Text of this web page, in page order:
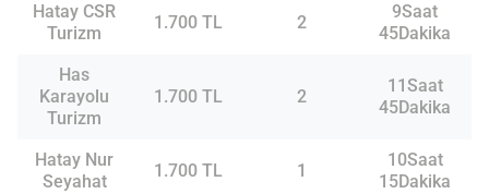
Hatay CSR
Turizm
1.700 TL 2
9Saat
45Dakika
Has
Karayolu
Turizm
1.700 TL 2
11Saat
45Dakika
Hatay Nur
Seyahat
1.700 TL 1
10Saat
15Dakika